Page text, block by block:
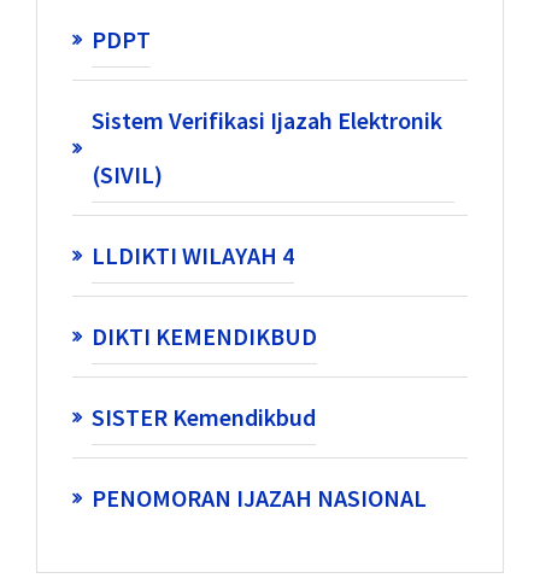
PDPT
Sistem Verifikasi Ijazah Elektronik
(SIVIL)
LLDIKTI WILAYAH 4
DIKTI KEMENDIKBUD
SISTER Kemendikbud
PENOMORAN IJAZAH NASIONAL